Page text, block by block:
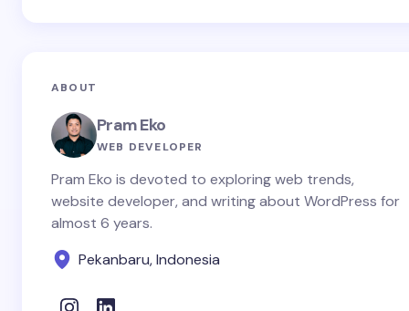
ABOUT
Pram Eko
WEB DEVELOPER
Pram Eko is devoted to exploring web trends,
website developer, and writing about WordPress for
almost 6 years.
Pekanbaru, Indonesia